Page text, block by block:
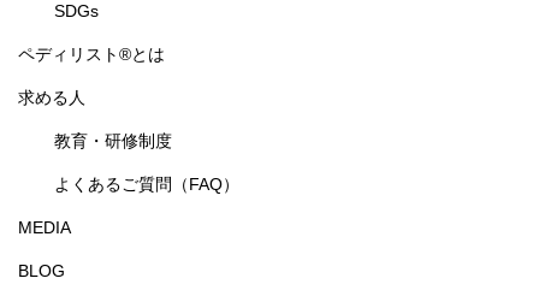
SDGs
ペディリスト®とは
求める人
教育・研修制度
よくあるご質問（FAQ）
MEDIA
BLOG